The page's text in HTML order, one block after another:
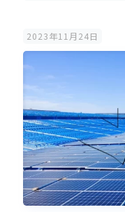
2023年11月24日